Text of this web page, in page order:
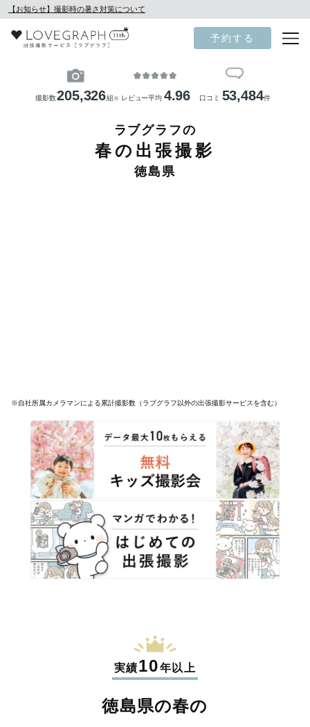
【お知らせ】撮影時の暑さ対策について
予約する
撮影数205,326組 ※ レビュー平均 4.96 口コミ 53,484件
ラブグラフの
春の出張撮影
徳島県
※自社所属カメラマンによる累計撮影数（ラブグラフ以外の出張撮影サービスを含む）
実績10年以上
徳島県の春の